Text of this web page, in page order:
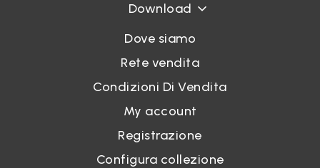
Download
Dove siamo
Rete vendita
Condizioni Di Vendita
My account
Registrazione
Configura collezione